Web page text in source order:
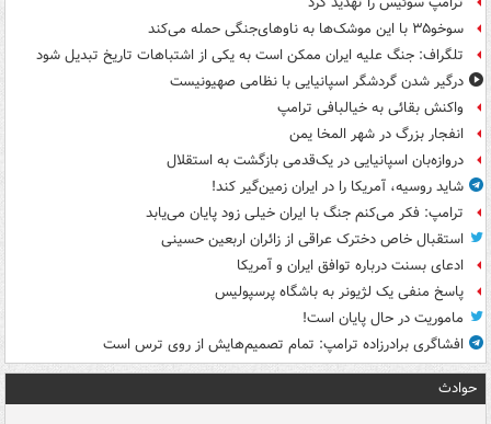
سوخو۳۵ با این موشک‌ها به ناوهای‌جنگی حمله می‌کند
تلگراف: جنگ علیه ایران ممکن است به یکی از اشتباهات تاریخ تبدیل شود
درگیر شدن گردشگر اسپانیایی با نظامی صهیونیست
واکنش بقائی به خیالبافی ترامپ
انفجار بزرگ در شهر المخا یمن
دروازه‌بان اسپانیایی در یک‌قدمی بازگشت به استقلال
شاید روسیه، آمریکا را در ایران زمین‌گیر کند!
ترامپ: فکر می‌کنم جنگ با ایران خیلی زود پایان می‌یابد
استقبال خاص دخترک عراقی از زائران اربعین حسینی
ادعای بسنت درباره توافق ایران و آمریکا
پاسخ منفی یک لژیونر به باشگاه پرسپولیس
ماموریت در حال پایان است!
افشاگری برادرزاده ترامپ: تمام تصمیم‌هایش از روی ترس است
حوادث